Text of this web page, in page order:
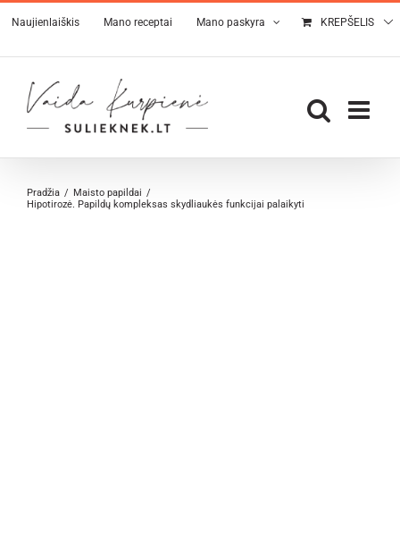
Skip
to
content
Naujienlaiškis Mano receptai Mano paskyra KREPŠELIS
Pradžia
Maisto papildai
Hipotirozė. Papildų kompleksas skydliaukės funkcijai palaikyti